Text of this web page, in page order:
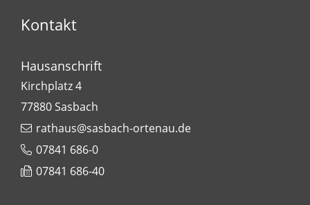
Kontakt
Hausanschrift
Kirchplatz 4
77880Sasbach
rathaus@sasbach-ortenau.de
07841 686-0
07841 686-40